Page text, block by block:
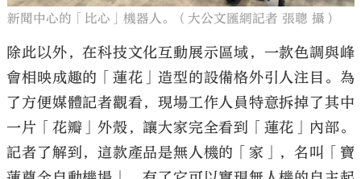
新聞中心的「比心」機器人。（大公文匯網記者 張聰 攝）
除此以外，在科技文化互動展示區域，一款色調與峰
會相映成趣的「蓮花」造型的設備格外引人注目。為
了方便媒體記者觀看，現場工作人員特意拆掉了其中
一片「花瓣」外殼，讓大家完全看到「蓮花」內部。
記者了解到，這款產品是無人機的「家」，名叫「寶